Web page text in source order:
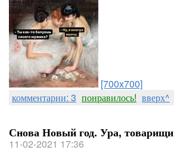
[700x700]
комментарии: 3 понравилось! вверх^
Снова Новый год. Ура,
11-02-2021 17:36